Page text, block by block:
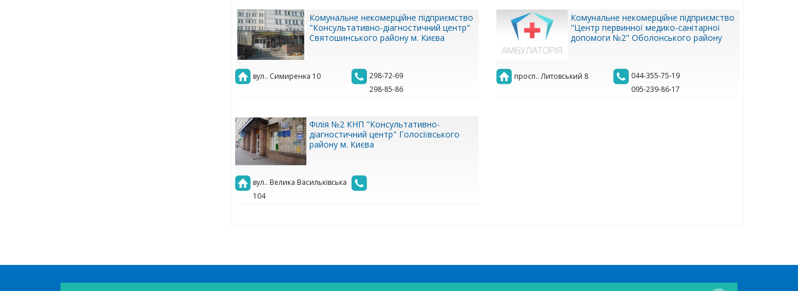
Комунальне некомерційне підприємство
"Консультативно-діагностичний центр"
Святошинського району м. Києва
вул.. Симиренка 10
298-72-69
298-85-86
Комунальне некомерційне підприємство
"Центр первинної медико-санітарної
допомоги №2" Оболонського району
просп.. Литовський 8
044-355-75-19
095-239-86-17
Філія №2 КНП "Консультативно-
діагностичний центр" Голосіївського
району м. Києва
вул.. Велика Васильківська
104